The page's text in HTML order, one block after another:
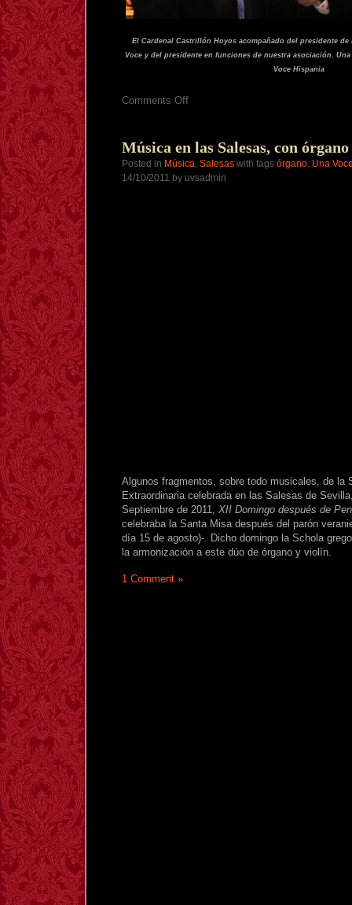
El Cardenal Castrillón Hoyos acompañado del presidente
Voce y del presidente en funciones de nuestra asociación,
Voce Hispania
Comments Offon
Pedro:
Fotos
(4)
Música en las Salesas, con
Posted in Música, Salesas with tags órgano, Una
14/10/2011 by uvsadmin
Algunos fragmentos, sobre todo musicales, de la
Extraordinaria celebrada en las Salesas de
Septiembre de 2011, XII Domingo después de
celebraba la Santa Misa después del parón
día 15 de agosto)-. Dicho domingo la Schola
la armonización a este dúo de órgano y violín.
1 Comment »